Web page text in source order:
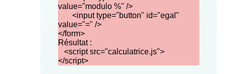
value="modulo %" />
<input type="button" id="egal"
value="=" />
</form>
Résultat :
<script src="calculatrice.js">
</script>